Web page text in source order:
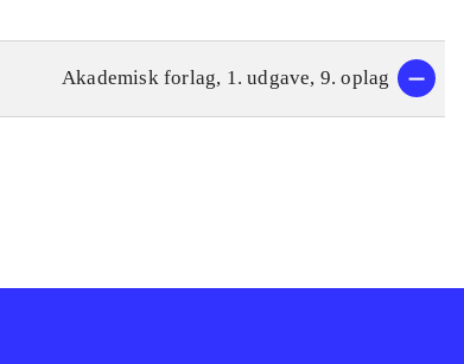
Akademisk forlag, 1. udgave, 9. oplag